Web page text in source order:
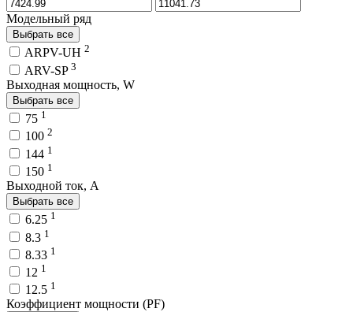
Модельный ряд
Выбрать все
ARPV-UH 2
ARV-SP 3
Выходная мощность, W
Выбрать все
75 1
100 2
144 1
150 1
Выходной ток, A
Выбрать все
6.25 1
8.3 1
8.33 1
12 1
12.5 1
Коэффициент мощности (PF)